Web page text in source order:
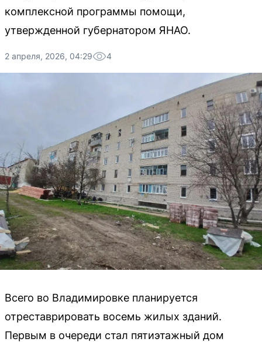
комплексной программы помощи,
утвержденной губернатором ЯНАО.
2 апреля, 2026, 04:29 4
Всего во Владимировке планируется
отреставрировать восемь жилых зданий.
Первым в очереди стал пятиэтажный дом